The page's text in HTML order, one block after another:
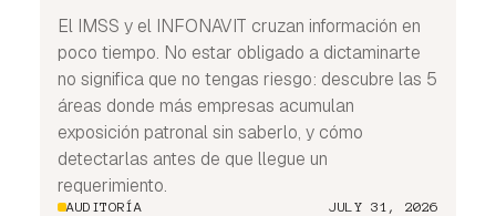
El IMSS y el INFONAVIT cruzan información en
poco tiempo. No estar obligado a dictaminarte
no significa que no tengas riesgo: descubre las 5
áreas donde más empresas acumulan
exposición patronal sin saberlo, y cómo
detectarlas antes de que llegue un
requerimiento.
AUDITORÍA JULY 31, 2026